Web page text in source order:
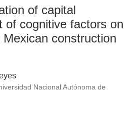
of capital
of cognitive factors on
construction
Nacional Autónoma de